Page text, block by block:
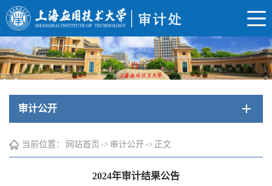
审计公开
当前位置： 网站首页 -> 审计公开-> 正文
2024年审计结果公告